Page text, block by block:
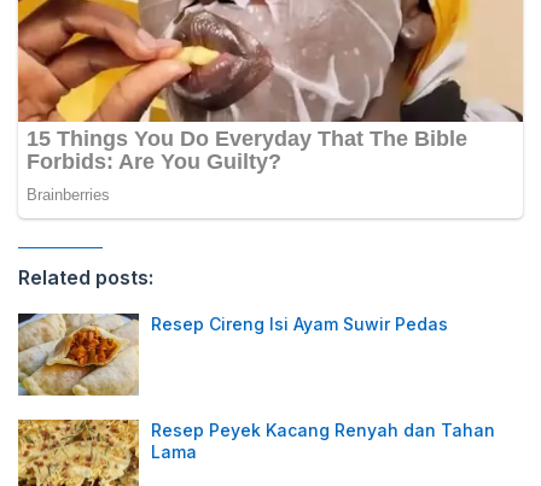
Related posts:
Resep Cireng Isi Ayam Suwir Pedas
Resep Peyek Kacang Renyah dan Tahan
Lama